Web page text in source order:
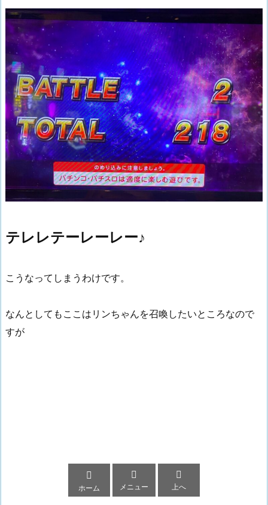
テレレテーレーレー♪
こうなってしまうわけです。
なんとしてもここはリンちゃんを召喚したいところなので
すが

ホーム

メニュー

上へ